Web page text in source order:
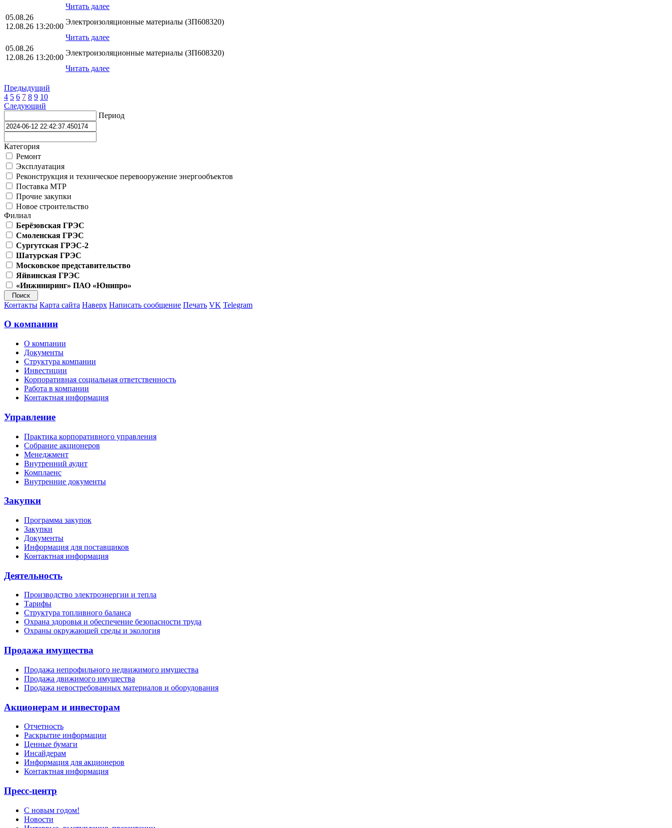
Читать далее
05.08.26
12.08.26 13:20:00
Электроизоляционные материалы (ЗП608320)
Читать далее
05.08.26
12.08.26 13:20:00
Электроизоляционные материалы (ЗП608320)
Читать далее
Предыдущий
4 5 6 7 8 9 10
Следующий
Период
Категория
Ремонт
Эксплуатация
Реконструкция и техническое перевооружение энергообъектов
Поставка МТР
Прочие закупки
Новое строительство
Филиал
Берёзовская ГРЭС
Смоленская ГРЭС
Сургутская ГРЭС-2
Шатурская ГРЭС
Московское представительство
Яйвинская ГРЭС
«Инжиниринг» ПАО «Юнипро»
Контакты Карта сайта Наверх Написать сообщение Печать VK Telegram
О компании
О компании
Документы
Структура компании
Инвестиции
Корпоративная социальная ответственность
Работа в компании
Контактная информация
Управление
Практика корпоративного управления
Собрание акционеров
Менеджмент
Внутренний аудит
Комплаенс
Внутренние документы
Закупки
Программа закупок
Закупки
Документы
Информация для поставщиков
Контактная информация
Деятельность
Производство электроэнергии и тепла
Тарифы
Структура топливного баланса
Охрана здоровья и обеспечение безопасности труда
Охраны окружающей среды и экология
Продажа имущества
Продажа непрофильного недвижимого имущества
Продажа движимого имущества
Продажа невостребованных материалов и оборудования
Акционерам и инвесторам
Отчетность
Раскрытие информации
Ценные бумаги
Инсайдерам
Информация для акционеров
Контактная информация
Пресс-центр
С новым годом!
Новости